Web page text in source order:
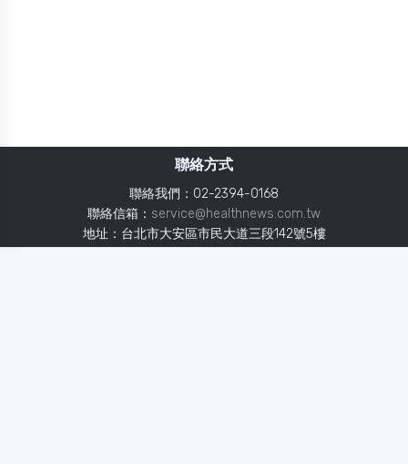
聯絡方式
聯絡我們：02-2394-0168
聯絡信箱： service@healthnews.com.tw
地址：台北市大安區市民大道三段142號5樓